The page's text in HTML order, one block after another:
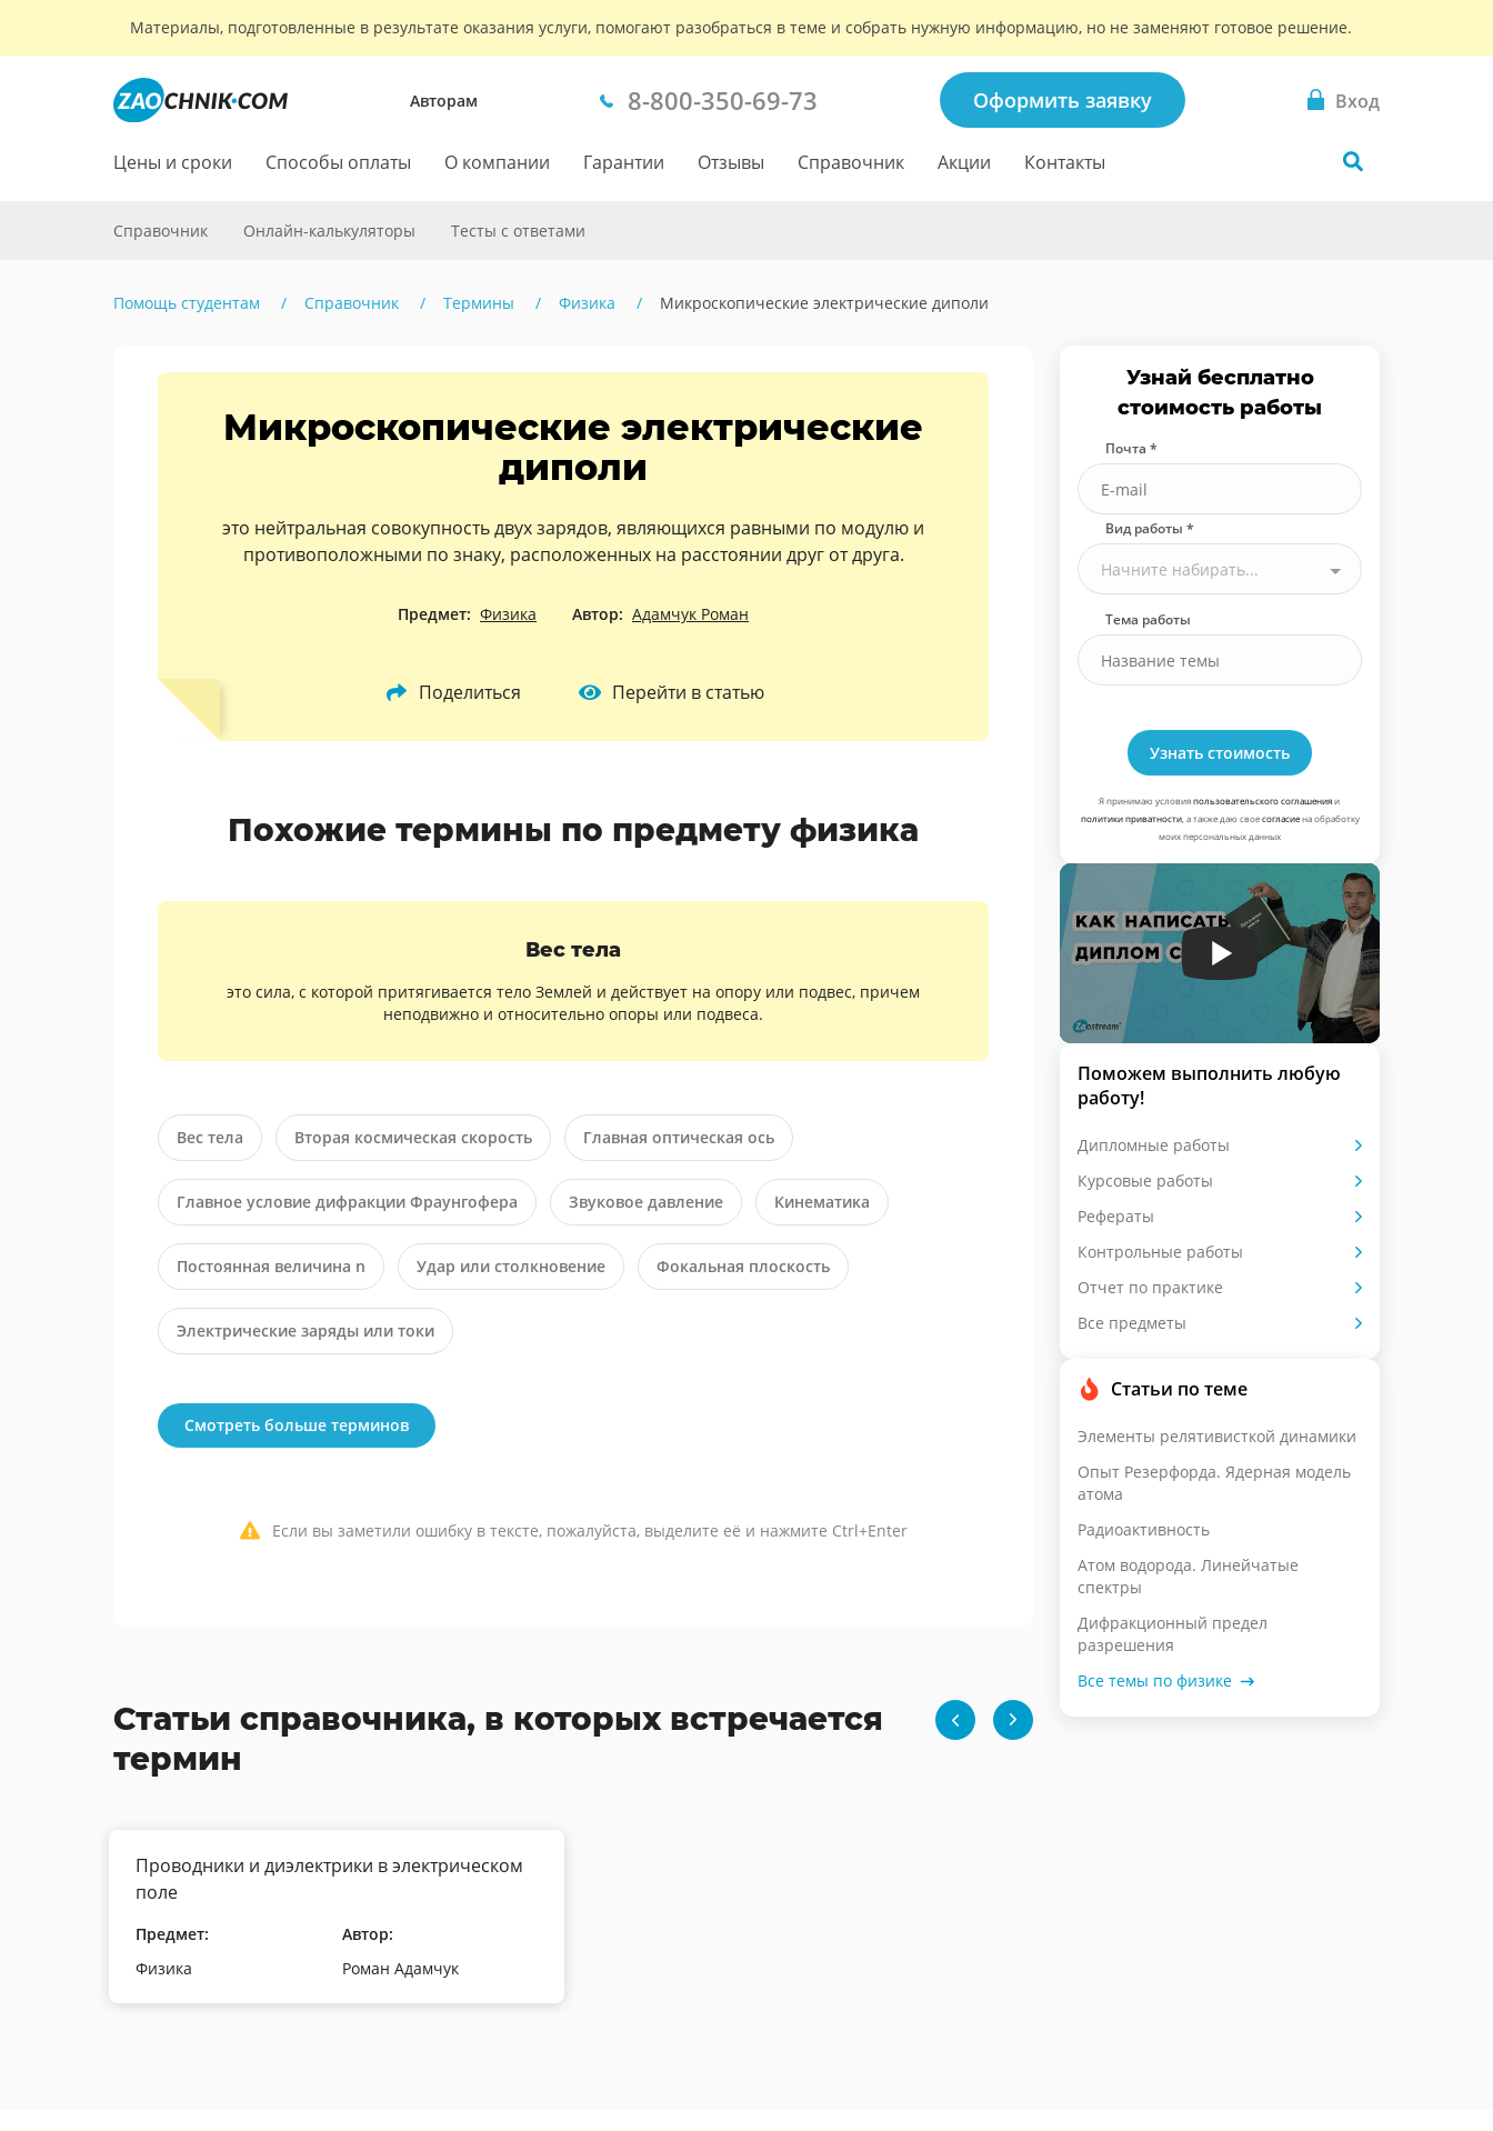
Материалы, подготовленные в результате оказания услуги, помогают разобраться в теме и собрать нужную информацию, но не заменяют готовое решение.
Авторам 8-800-350-69-73 Оформить заявку Вход
Цены и сроки Способы оплаты О компании Гарантии Отзывы Справочник Акции Контакты
Справочник Онлайн-калькуляторы Тесты с ответами
Помощь студентам Справочник Термины Физика Микроскопические электрические диполи
Микроскопические электрические
диполи
это нейтральная совокупность двух зарядов, являющихся равными по модулю и
противоположными по знаку, расположенных на расстоянии друг от друга.
Предмет: Физика Автор: Адамчук Роман
Поделиться Перейти в статью
Похожие термины по предмету физика
Вес тела
это сила, с которой притягивается тело Землей и действует на опору или подвес, причем
неподвижно и относительно опоры или подвеса.
Вес тела Вторая космическая скорость Главная оптическая ось
Главное условие дифракции Фраунгофера Звуковое давление Кинематика
Постоянная величина n Удар или столкновение Фокальная плоскость
Электрические заряды или токи
Смотреть больше терминов
Если вы заметили ошибку в тексте, пожалуйста, выделите её и нажмите Ctrl+Enter
Статьи справочника, в которых встречается
термин
Проводники и диэлектрики в электрическом
поле
Предмет:
Физика
Автор:
Роман Адамчук
Узнай бесплатно
стоимость работы
Почта *
Вид работы *
Начните набирать...
Тема работы
Узнать стоимость
Я принимаю условияпользовательского соглашенияи
политики приватности, а также даю своесогласиена обработку
моих персональных данных
Поможем выполнить любую
работу!
Дипломные работы
Курсовые работы
Рефераты
Контрольные работы
Отчет по практике
Все предметы
Статьи по теме
Элементы релятивисткой динамики
Опыт Резерфорда. Ядерная модель
атома
Радиоактивность
Атом водорода. Линейчатые
спектры
Дифракционный предел
разрешения
Все темы по физике